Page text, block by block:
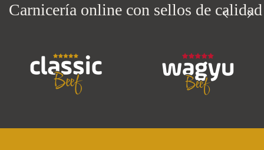
Carnicería online con sellos de calidad